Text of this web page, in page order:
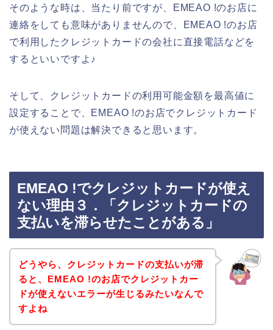
そのような時は、当たり前ですが、EMEAO !のお店に
連絡をしても意味がありませんので、EMEAO !のお店
で利用したクレジットカードの会社に直接電話などを
するといいですよ♪
そして、クレジットカードの利用可能金額を最高値に
設定することで、EMEAO !のお店でクレジットカード
が使えない問題は解決できると思います。
EMEAO !でクレジットカードが使え
ない理由３．「クレジットカードの
支払いを滞らせたことがある」
どうやら、クレジットカードの支払いが滞
ると、EMEAO !のお店でクレジットカー
ドが使えないエラーが生じるみたいなんで
すよね